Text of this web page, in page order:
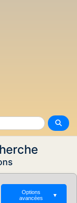
Options
avancées
▼